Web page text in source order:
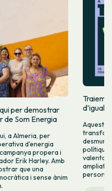
per demostrar
de Som Energia
a Almeria, per
d'energia
propera i
Erik Harley. Amb
que una
i sense ànim
Traiem
Aquest
valenta